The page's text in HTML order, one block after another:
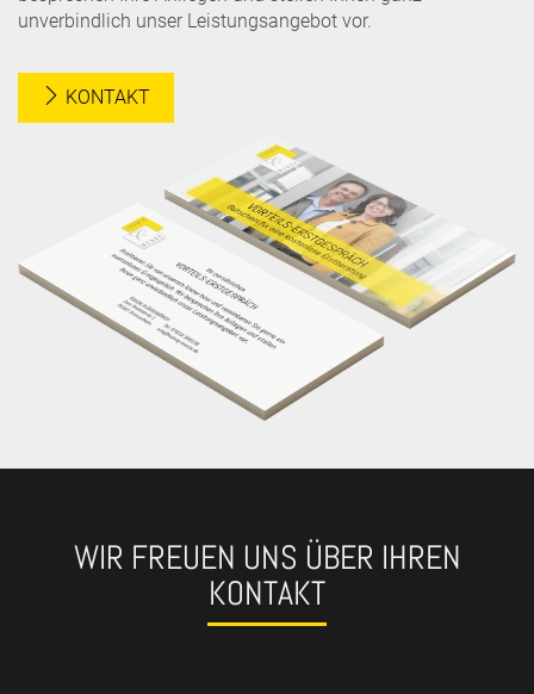
unverbindlich unser Leistungsangebot vor.
KONTAKT
WIR FREUEN UNS ÜBER IHREN
KONTAKT